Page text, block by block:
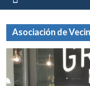
Asociación de